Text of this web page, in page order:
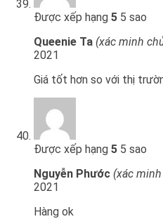
Được xếp hạng 5 5 sao
Queenie Ta (xác minh
2021
Giá tốt hơn so với thị
Được xếp hạng 5 5 sao
Nguyễn Phước (xác
2021
Hàng ok